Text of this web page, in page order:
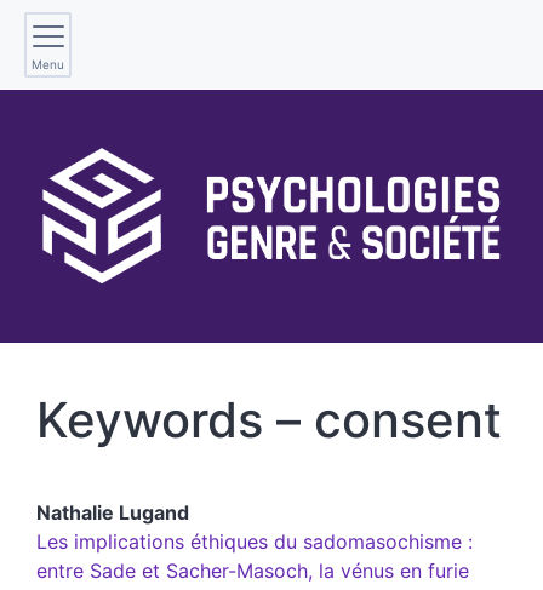
Menu
Keywords – consent
Nathalie Lugand
Les implications éthiques du sadomasochisme :
entre Sade et Sacher-Masoch, la vénus en furie